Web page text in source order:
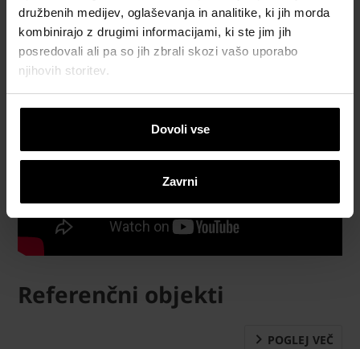
družbenih medijev, oglaševanja in analitike, ki jih morda
kombinirajo z drugimi informacijami, ki ste jim jih
posredovali ali pa so jih zbrali skozi vašo uporabo
njihovih storitev.
Dovoli vse
Zavrni
Referenčni objekti
POGLEJ VEČ